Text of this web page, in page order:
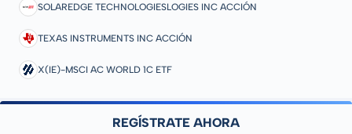
SOLAREDGE TECHNOLOGIESLOGIES INC ACCIÓN
TEXAS INSTRUMENTS INC ACCIÓN
X(IE)-MSCI AC WORLD 1C ETF
REGÍSTRATE AHORA